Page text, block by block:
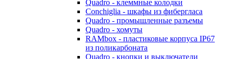
Quadro - клеммные колодки
Conchiglia - шкафы из фибергласа
Quadro - промышленные разъемы
Quadro - хомуты
RAMbox - пластиковые корпуса IP67
из поликарбоната
Quadro - кнопки и выключатели